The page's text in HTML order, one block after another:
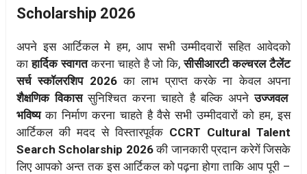
Scholarship 2026
अपने इस आर्टिकल मे हम, आप सभी उम्मीदवारों सहित आवेदको
काहार्दिक स्वागतकरना चाहते है जो कि,सीसीआरटी कल्चरल टैलेंट
सर्च स्कॉलरशिप 2026का लाभ प्राप्त करके ना केवल अपना
शैक्षणिक विकाससुनिश्चित करना चाहते है बल्कि अपनेउज्जवल
भविष्यका निर्माण करना चाहते है वैसे सभी उम्मीदवारों को हम, इस
आर्टिकल की मदद से विस्तारपूर्वक CCRT Cultural Talent
Search Scholarship 2026की जानकारी प्रदान करेगें जिसके
लिए आपको अन्त तक इस आर्टिकल को पढ़ना होगा ताकि आप पूरी –